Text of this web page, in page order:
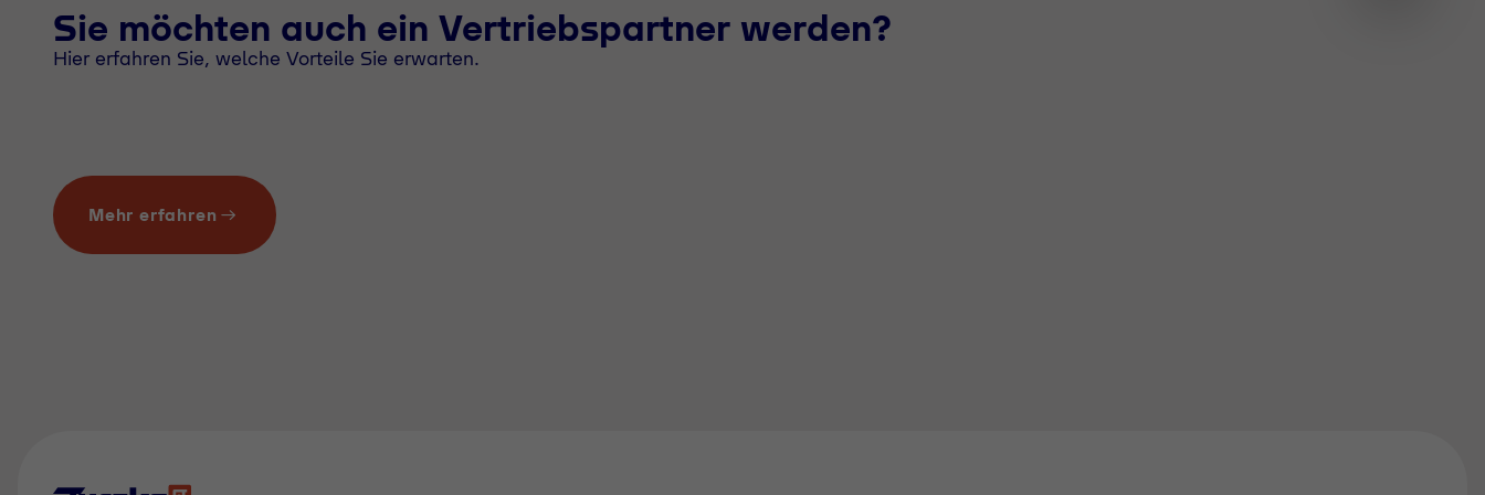
Sie möchten auch ein Vertriebspartner werden?
Hier erfahren Sie, welche Vorteile Sie erwarten.
Mehr erfahren